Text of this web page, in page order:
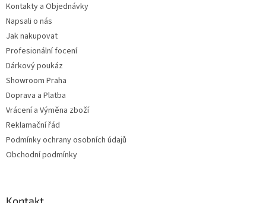
Kontakty a Objednávky
Napsali o nás
Jak nakupovat
Profesionální focení
Dárkový poukáz
Showroom Praha
Doprava a Platba
Vrácení a Výměna zboží
Reklamační řád
Podmínky ochrany osobních údajů
Obchodní podmínky